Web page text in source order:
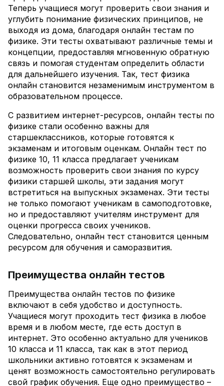
Теперь учащиеся могут проверить свои знания и
углубить понимание физических принципов, не
выходя из дома, благодаря онлайн тестам по
физике. Эти тесты охватывают различные темы и
концепции, предоставляя мгновенную обратную
связь и помогая студентам определить области
для дальнейшего изучения. Так, тест физика
онлайн становится незаменимым инструментом в
образовательном процессе.
С развитием интернет-ресурсов, онлайн тесты по
физике стали особенно важны для
старшеклассников, которые готовятся к
экзаменам и итоговым оценкам. Онлайн тест по
физике 10, 11 класса предлагает ученикам
возможность проверить свои знания по курсу
физики старшей школы, эти задания могут
встретиться на выпускных экзаменах. Эти тесты
не только помогают ученикам в самоподготовке,
но и предоставляют учителям инструмент для
оценки прогресса своих учеников.
Следовательно, онлайн тест становится ценным
ресурсом для обучения и саморазвития.
Преимущества онлайн тестов
Преимущества онлайн тестов по физике
включают в себя удобство и доступность.
Учащиеся могут проходить тест физика в любое
время и в любом месте, где есть доступ в
интернет. Это особенно актуально для учеников
10 класса и 11 класса, так как в этот период
школьники активно готовятся к экзаменам и
ценят возможность самостоятельно регулировать
свой график обучения. Еще одно преимущество –